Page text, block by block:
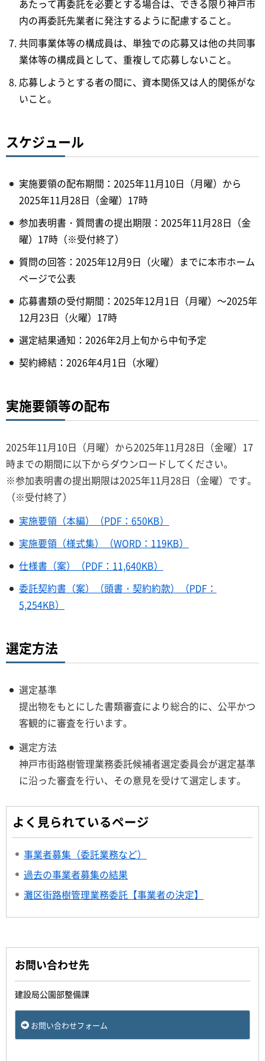
あたって再委託を必要とする場合は、できる限り神戸市
内の再委託先業者に発注するように配慮すること。
共同事業体等の構成員は、単独での応募又は他の共同事
業体等の構成員として、重複して応募しないこと。
応募しようとする者の間に、資本関係又は人的関係がな
いこと。
スケジュール
実施要領の配布期間：2025年11月10日（月曜）から
2025年11月28日（金曜）17時
参加表明書・質問書の提出期限：2025年11月28日（金
曜）17時（※受付終了）
質問の回答：2025年12月9日（火曜）までに本市ホーム
ページで公表
応募書類の受付期間：2025年12月1日（月曜）～2025年
12月23日（火曜）17時
選定結果通知：2026年2月上旬から中旬予定
契約締結：2026年4月1日（水曜）
実施要領等の配布
2025年11月10日（月曜）から2025年11月28日（金曜）17
時までの期間に以下からダウンロードしてください。
※参加表明書の提出期限は2025年11月28日（金曜）です。
（※受付終了）
実施要領（本編）（PDF：650KB）
実施要領（様式集）（WORD：119KB）
仕様書（案）（PDF：11,640KB）
委託契約書（案）（頭書・契約約款）（PDF：
5,254KB）
選定方法
選定基準
提出物をもとにした書類審査により総合的に、公平かつ
客観的に審査を行います。
選定方法
神戸市街路樹管理業務委託候補者選定委員会が選定基準
に沿った審査を行い、その意見を受けて選定します。
よく見られているページ
事業者募集（委託業務など）
過去の事業者募集の結果
灘区街路樹管理業務委託【事業者の決定】
お問い合わせ先
建設局公園部整備課
お問い合わせフォーム